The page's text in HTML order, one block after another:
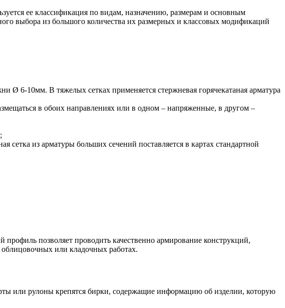
ее классификация по видам, назначению, размерам и основным
выбора из большого количества их размерных и классовых модификаций
Ø 6-10мм. В тяжелых сетках применяется стержневая горячекатаная арматура
в обоих направлениях или в одном – напряженные, в другом –
сетка из арматуры больших сечений поставляется в картах стандартной
позволяет проводить качественно армирование конструкций,
или кладочных работах.
или рулоны крепятся бирки, содержащие информацию об изделии, которую